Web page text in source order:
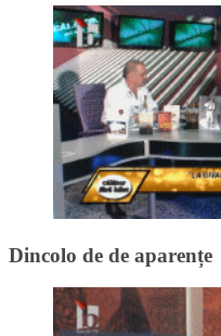
Dincolo de de aparențe